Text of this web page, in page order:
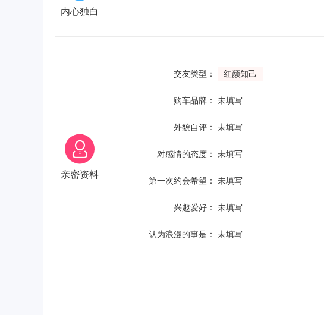
内心独白
亲密资料
交友类型： 红颜知己
购车品牌： 未填写
外貌自评： 未填写
对感情的态度： 未填写
第一次约会希望： 未填写
兴趣爱好： 未填写
认为浪漫的事是： 未填写